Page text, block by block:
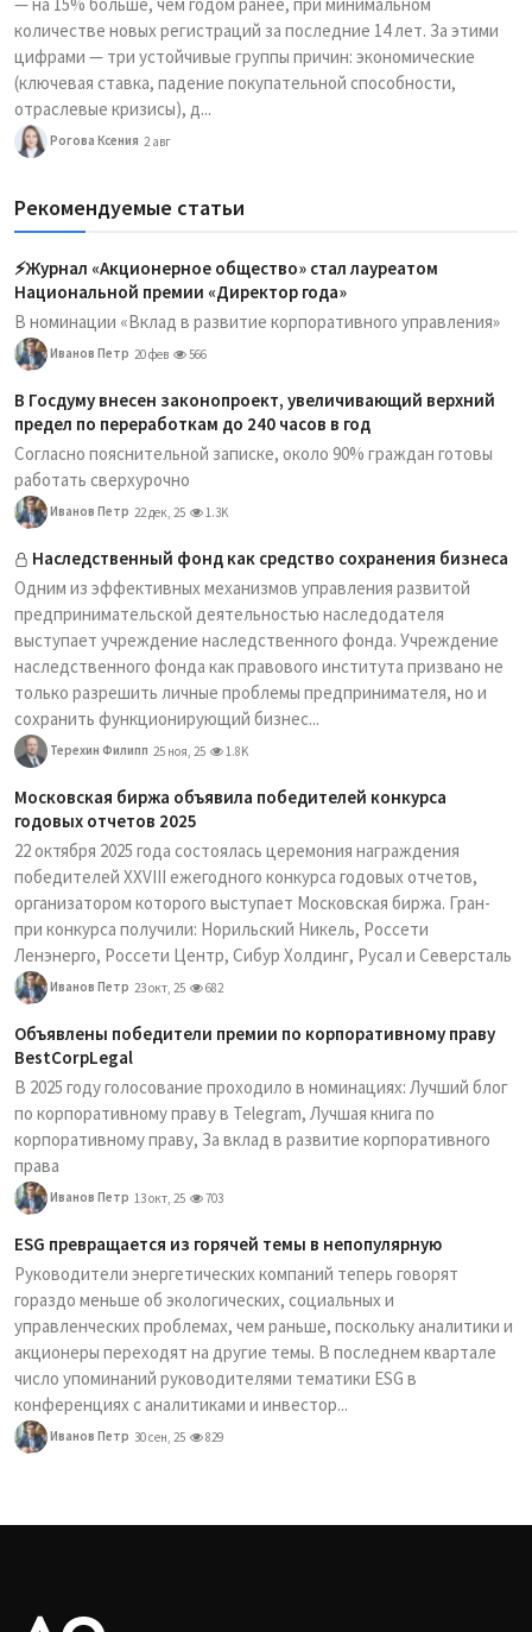
количестве новых регистраций за последние 14 лет. За этими
цифрами — три устойчивые группы причин: экономические
(ключевая ставка, падение покупательной способности,
отраслевые кризисы), д...
Рогова Ксения 2 авг
Рекомендуемые статьи
⚡️Журнал «Акционерное общество» стал лауреатом
Национальной премии «Директор года»
В номинации «Вклад в развитие корпоративного управления»
Иванов Петр 20 фев 566
В Госдуму внесен законопроект, увеличивающий верхний
предел по переработкам до 240 часов в год
Согласно пояснительной записке, около 90% граждан готовы
работать сверхурочно
Иванов Петр 22 дек, 25 1.3K
Наследственный фонд как средство сохранения бизнеса
Одним из эффективных механизмов управления развитой
предпринимательской деятельностью наследодателя
выступает учреждение наследственного фонда. Учреждение
наследственного фонда как правового института призвано не
только разрешить личные проблемы предпринимателя, но и
сохранить функционирующий бизнес...
Терехин Филипп 25 ноя, 25 1.8K
Московская биржа объявила победителей конкурса
годовых отчетов 2025
22 октября 2025 года состоялась церемония награждения
победителей XXVIII ежегодного конкурса годовых отчетов,
организатором которого выступает Московская биржа. Гран-
при конкурса получили: Норильский Никель, Россети
Ленэнерго, Россети Центр, Сибур Холдинг, Русал и Северсталь
Иванов Петр 23 окт, 25 682
Объявлены победители премии по корпоративному праву
BestCorpLegal
В 2025 году голосование проходило в номинациях: Лучший блог
по корпоративному праву в Telegram, Лучшая книга по
корпоративному праву, За вклад в развитие корпоративного
права
Иванов Петр 13 окт, 25 703
ESG превращается из горячей темы в непопулярную
Руководители энергетических компаний теперь говорят
гораздо меньше об экологических, социальных и
управленческих проблемах, чем раньше, поскольку аналитики и
акционеры переходят на другие темы. В последнем квартале
число упоминаний руководителями тематики ESG в
конференциях с аналитиками и инвестор...
Иванов Петр 30 сен, 25 829